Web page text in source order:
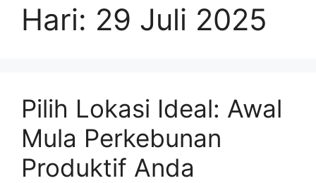
Hari: 29 Juli 2025
Pilih Lokasi Ideal: Awal
Mula Perkebunan
Produktif Anda